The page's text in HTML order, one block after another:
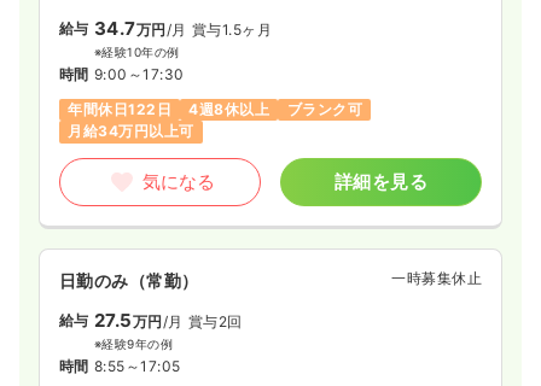
給与 34.7万円 /月 賞与1.5ヶ月
※経験10年の例
時間 9:00～17:30
年間休日122日
4週8休以上
ブランク可
月給34万円以上可
気になる 詳細を見る
日勤のみ（常勤） 一時募集休止
給与 27.5万円 /月 賞与2回
※経験9年の例
時間 8:55～17:05